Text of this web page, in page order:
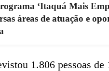
‘Itaquá Mais
áreas de atuação e
1.806 pessoas